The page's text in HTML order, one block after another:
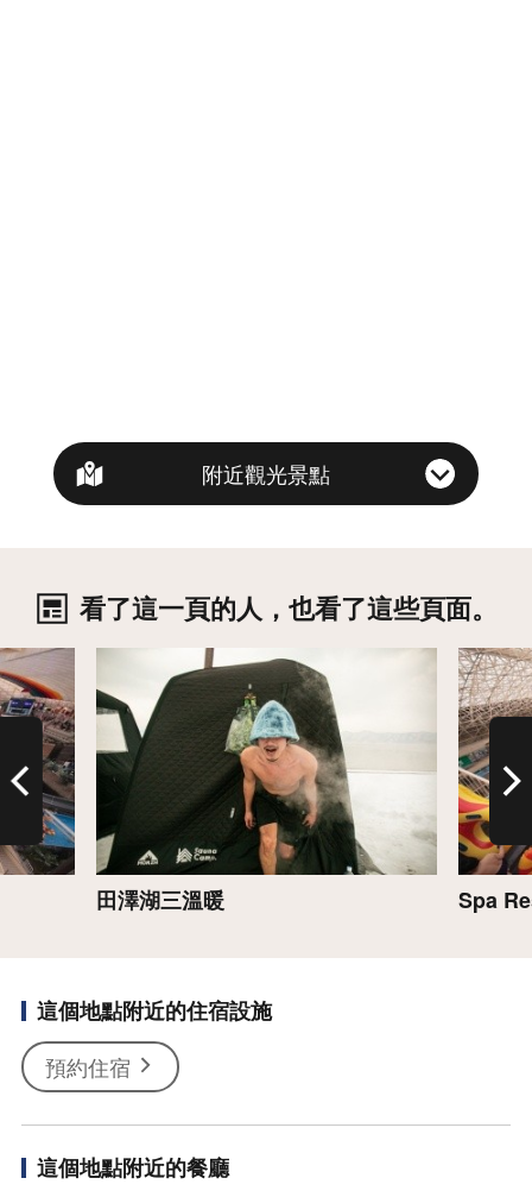
附近觀光景點
看了這一頁的人，也看了這些頁面。
田澤湖三溫暖
詳情
Spa
詳情
這個地點附近的住宿設施
預約住宿
這個地點附近的餐廳